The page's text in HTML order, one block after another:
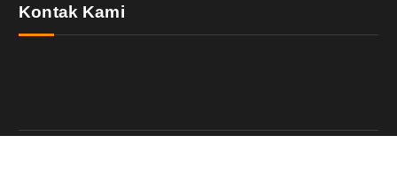
Kontak Kami